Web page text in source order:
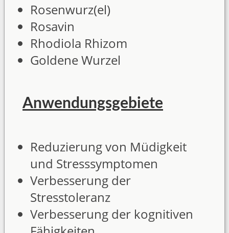
Rosenwurz(el)
Rosavin
Rhodiola Rhizom
Goldene Wurzel
Anwendungsgebiete
Reduzierung von Müdigkeit
und Stresssymptomen
Verbesserung der
Stresstoleranz
Verbesserung der kognitiven